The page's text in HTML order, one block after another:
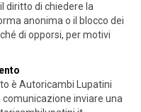
diritto di chiedere la
anonima o il blocco dei
di opporsi, per motivi
è Autoricambi Lupatini
comunicazione inviare una